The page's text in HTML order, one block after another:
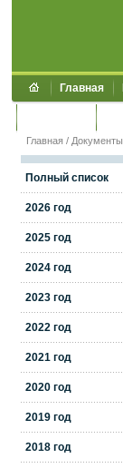
Главная
Главная / Документы
Полный список
2026 год
2025 год
2024 год
2023 год
2022 год
2021 год
2020 год
2019 год
2018 год